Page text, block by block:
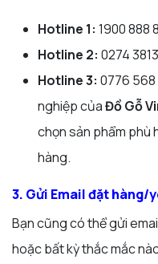
Hotline 1: 1900 888
Hotline 2: 0274
Hotline 3: 0776
nghiệp củaĐồ Gỗ
chọn sản phẩm phù
hàng.
3. Gửi Email đặt hàng/
Bạn cũng có thể gửi
hoặc bất kỳ thắc mắc